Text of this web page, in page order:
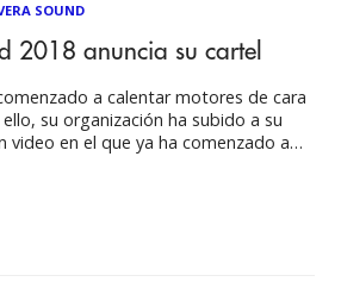
SOUND
2018 anuncia su cartel
a calentar motores de cara
su organización ha subido a su
video en el que ya ha comenzado a
con cabezas de cartel